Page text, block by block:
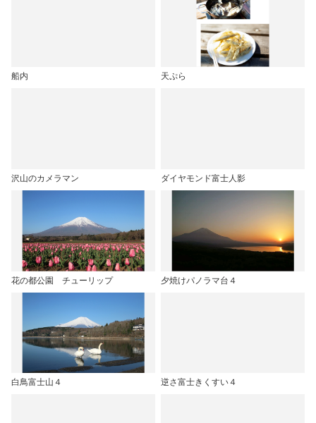
船内 天ぷら
沢山のカメラマン ダイヤモンド富士人影
花の都公園 チューリップ 夕焼けパノラマ台４
白鳥富士山４ 逆さ富士きくすい４